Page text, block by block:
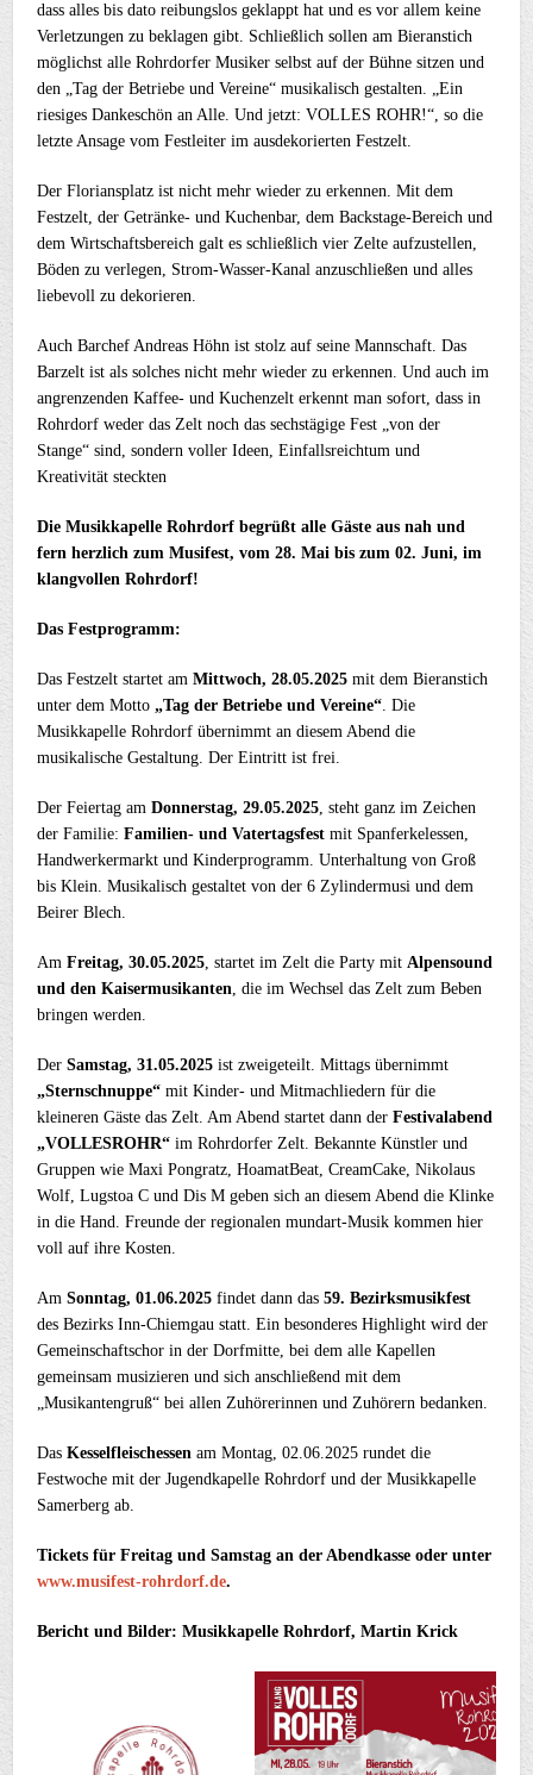
dass alles bis dato reibungslos geklappt hat und es vor allem keine
Verletzungen zu beklagen gibt. Schließlich sollen am Bieranstich
möglichst alle Rohrdorfer Musiker selbst auf der Bühne sitzen und
den „Tag der Betriebe und Vereine“ musikalisch gestalten. „Ein
riesiges Dankeschön an Alle. Und jetzt: VOLLES ROHR!“, so die
letzte Ansage vom Festleiter im ausdekorierten Festzelt.
Der Floriansplatz ist nicht mehr wieder zu erkennen. Mit dem
Festzelt, der Getränke- und Kuchenbar, dem Backstage-Bereich und
dem Wirtschaftsbereich galt es schließlich vier Zelte aufzustellen,
Böden zu verlegen, Strom-Wasser-Kanal anzuschließen und alles
liebevoll zu dekorieren.
Auch Barchef Andreas Höhn ist stolz auf seine Mannschaft. Das
Barzelt ist als solches nicht mehr wieder zu erkennen. Und auch im
angrenzenden Kaffee- und Kuchenzelt erkennt man sofort, dass in
Rohrdorf weder das Zelt noch das sechstägige Fest „von der
Stange“ sind, sondern voller Ideen, Einfallsreichtum und
Kreativität steckten
Die Musikkapelle Rohrdorf begrüßt alle Gäste aus nah und
fern herzlich zum Musifest, vom 28. Mai bis zum 02. Juni, im
klangvollen Rohrdorf!
Das Festprogramm:
Das Festzelt startet amMittwoch, 28.05.2025 mit dem Bieranstich
unter dem Motto„Tag der Betriebe und Vereine“. Die
Musikkapelle Rohrdorf übernimmt an diesem Abend die
musikalische Gestaltung. Der Eintritt ist frei.
Der Feiertag amDonnerstag, 29.05.2025, steht ganz im Zeichen
der Familie:Familien- und Vatertagsfest mit Spanferkelessen,
Handwerkermarkt und Kinderprogramm. Unterhaltung von Groß
bis Klein. Musikalisch gestaltet von der 6 Zylindermusi und dem
Beirer Blech.
AmFreitag, 30.05.2025, startet im Zelt die Party mitAlpensound
und den Kaisermusikanten, die im Wechsel das Zelt zum Beben
bringen werden.
DerSamstag, 31.05.2025 ist zweigeteilt. Mittags übernimmt
„Sternschnuppe“ mit Kinder- und Mitmachliedern für die
kleineren Gäste das Zelt. Am Abend startet dann derFestivalabend
„VOLLESROHR“ im Rohrdorfer Zelt. Bekannte Künstler und
Gruppen wie Maxi Pongratz, HoamatBeat, CreamCake, Nikolaus
Wolf, Lugstoa C und Dis M geben sich an diesem Abend die Klinke
in die Hand. Freunde der regionalen mundart-Musik kommen hier
voll auf ihre Kosten.
AmSonntag, 01.06.2025 findet dann das59. Bezirksmusikfest
des Bezirks Inn-Chiemgau statt. Ein besonderes Highlight wird der
Gemeinschaftschor in der Dorfmitte, bei dem alle Kapellen
gemeinsam musizieren und sich anschließend mit dem
„Musikantengruß“ bei allen Zuhörerinnen und Zuhörern bedanken.
DasKesselfleischessen am Montag, 02.06.2025 rundet die
Festwoche mit der Jugendkapelle Rohrdorf und der Musikkapelle
Samerberg ab.
Tickets für Freitag und Samstag an der Abendkasse oder unter
www.musifest-rohrdorf.de.
Bericht und Bilder: Musikkapelle Rohrdorf, Martin Krick